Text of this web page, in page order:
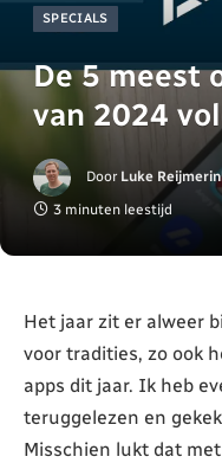
SPECIALS
De 5 meest
van 2024
Door Luke
3 minuten leestijd
Het jaar zit er alweer
voor tradities, zo ook
apps dit jaar. Ik heb
teruggelezen en
Misschien lukt dat